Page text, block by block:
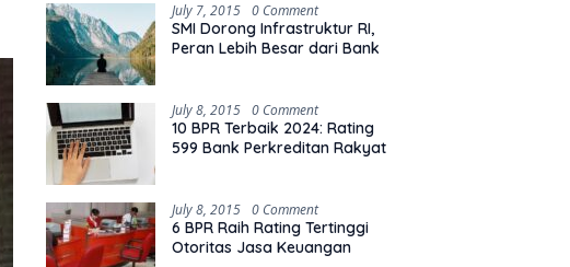
July 7, 2015 0 Comment
SMI Dorong Infrastruktur RI,
Peran Lebih Besar dari Bank
July 8, 2015 0 Comment
10 BPR Terbaik 2024: Rating
599 Bank Perkreditan Rakyat
July 8, 2015 0 Comment
6 BPR Raih Rating Tertinggi
Otoritas Jasa Keuangan